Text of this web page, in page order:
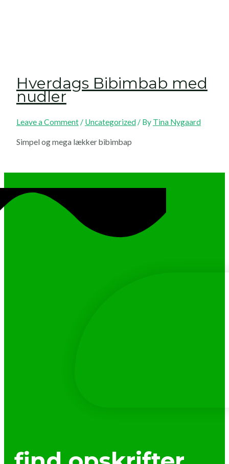
Hverdags Bibimbab med
nudler
Leave a Comment / Uncategorized/ By Tina Nygaard
Simpel og mega lækker bibimbap